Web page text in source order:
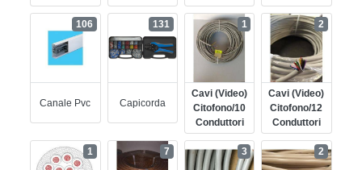
Canale Pvc
106
Capicorda
131
Cavi (video)
Citofono/10
Conduttori
1
Cavi (video)
Citofono/12
Conduttori
2
1 7 3 2